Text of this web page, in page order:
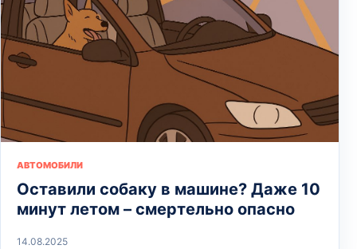
АВТОМОБИЛИ
Оставили собаку в машине? Даже 10
минут летом – смертельно опасно
14.08.2025